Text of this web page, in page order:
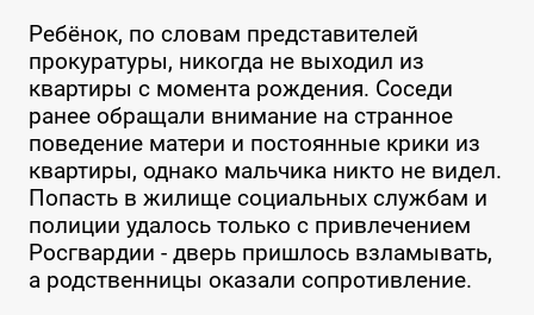
Ребёнок, по словам представителей
прокуратуры, никогда не выходил из
квартиры с момента рождения. Соседи
ранее обращали внимание на странное
поведение матери и постоянные крики из
квартиры, однако мальчика никто не видел.
Попасть в жилище социальных службам и
полиции удалось только с привлечением
Росгвардии - дверь пришлось взламывать,
а родственницы оказали сопротивление.